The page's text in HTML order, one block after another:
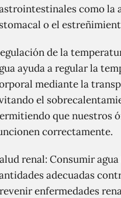
como la
o el
de la
ayuda a regular la
mediante la
el
que nuestros
correctamente.
renal: Consumir
adecuadas
enfermedades